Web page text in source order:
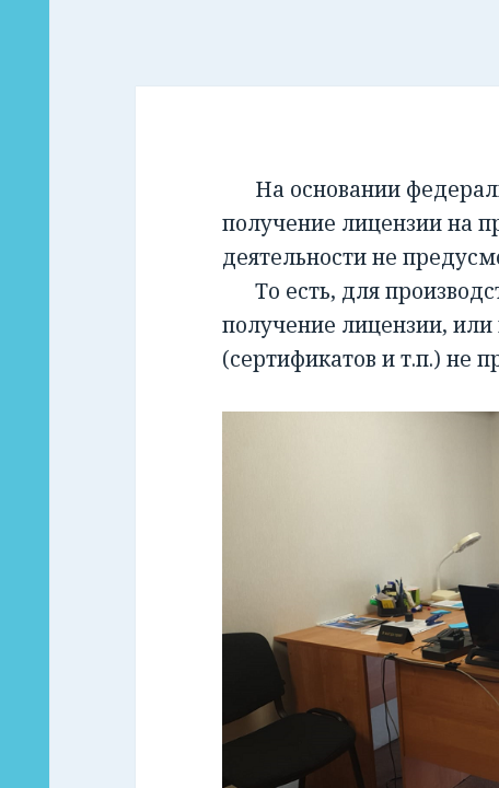
На основании
получение лицензии на
деятельности не
То есть, для
получение лицензии,
(сертификатов и т.п.) не